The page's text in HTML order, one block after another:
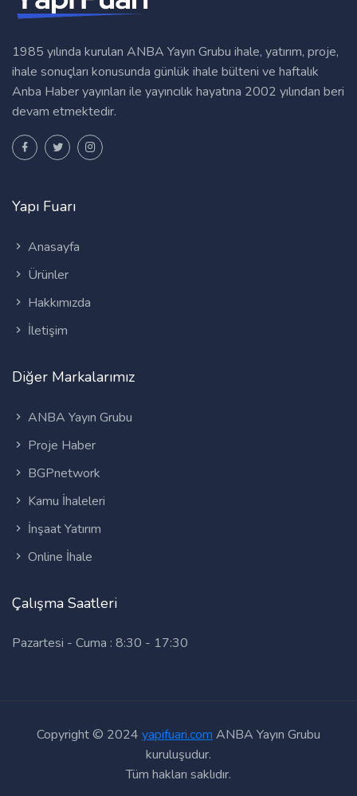
1985 yılında kurulan ANBA Yayın Grubu ihale, yatırım, proje,
ihale sonuçları konusunda günlük ihale bülteni ve haftalık
Anba Haber yayınları ile yayıncılık hayatına 2002 yılından beri
devam etmektedir.
Yapı Fuarı
Anasayfa
Ürünler
Hakkımızda
İletişim
Diğer Markalarımız
ANBA Yayın Grubu
Proje Haber
BGPnetwork
Kamu İhaleleri
İnşaat Yatırım
Online İhale
Çalışma Saatleri
Pazartesi - Cuma : 8:30 - 17:30
Copyright © 2024 yapifuari.com ANBA Yayın Grubu
kuruluşudur.
Tüm hakları saklıdır.